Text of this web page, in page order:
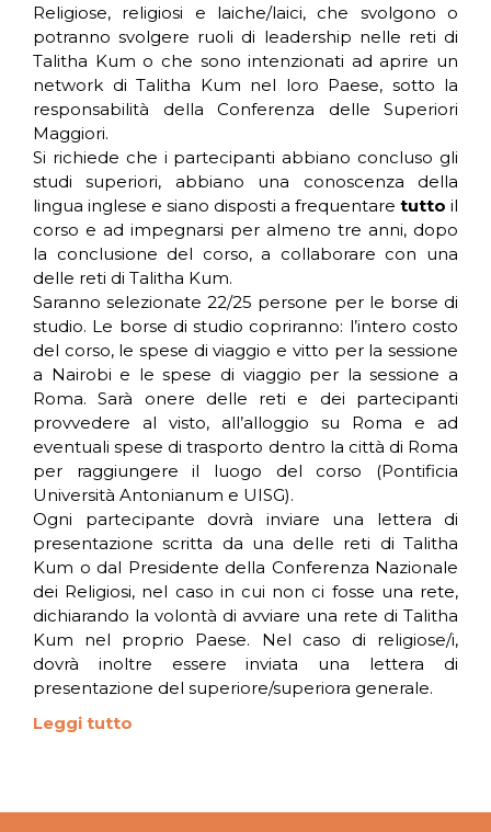
Religiose, religiosi e laiche/laici, che svolgono o
potranno svolgere ruoli di leadership nelle reti di
Talitha Kum o che sono intenzionati ad aprire un
network di Talitha Kum nel loro Paese, sotto la
responsabilità della Conferenza delle Superiori
Maggiori.
Si richiede che i partecipanti abbiano concluso gli
studi superiori, abbiano una conoscenza della
lingua inglese e siano disposti a frequentare tutto il
corso e ad impegnarsi per almeno tre anni, dopo
la conclusione del corso, a collaborare con una
delle reti di Talitha Kum.
Saranno selezionate 22/25 persone per le borse di
studio. Le borse di studio copriranno: l’intero costo
del corso, le spese di viaggio e vitto per la sessione
a Nairobi e le spese di viaggio per la sessione a
Roma. Sarà onere delle reti e dei partecipanti
provvedere al visto, all’alloggio su Roma e ad
eventuali spese di trasporto dentro la città di Roma
per raggiungere il luogo del corso (Pontificia
Università Antonianum e UISG).
Ogni partecipante dovrà inviare una lettera di
presentazione scritta da una delle reti di Talitha
Kum o dal Presidente della Conferenza Nazionale
dei Religiosi, nel caso in cui non ci fosse una rete,
dichiarando la volontà di avviare una rete di Talitha
Kum nel proprio Paese. Nel caso di religiose/i,
dovrà inoltre essere inviata una lettera di
presentazione del superiore/superiora generale.
Leggi tutto